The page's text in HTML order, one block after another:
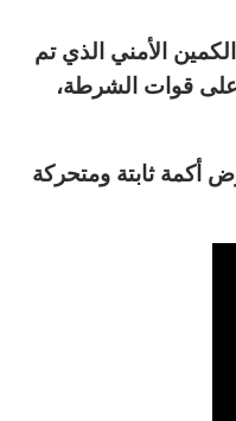
الأمني الذي تم
على قوات الشرطة،
أكمة ثابتة ومتحركة